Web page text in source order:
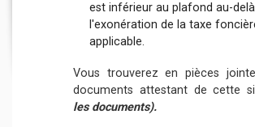
est inférieur au plafond au-delà
l'exonération de la taxe
applicable.
Vous trouverez en pièces
documents attestant de cette
les documents).